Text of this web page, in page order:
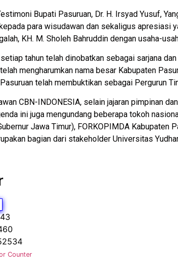
Bupati Pasuruan, Dr. H. Irsyad Yusuf,
para wisudawan dan sekaligus apresiasi
KH. M. Sholeh Bahruddin dengan usaha-
setiap tahun telah dinobatkan sebagai sarjana
mengharumkan nama besar Kabupaten
telah membuktikan sebagai Pergurun
CBN-INDONESIA, selain jajaran pimpinan
ini juga mengundang beberapa tokoh
Jawa Timur), FORKOPIMDA
bagian dari stakeholder Universitas
Counter